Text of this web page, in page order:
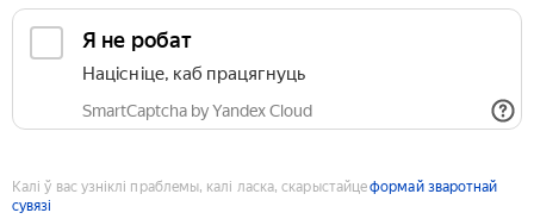
Я не робат
Націсніце, каб працягнуць
SmartCaptcha by Yandex Cloud
Калі ў вас узніклі праблемы, калі ласка, скарыстайцеформай зваротнай
сувязі